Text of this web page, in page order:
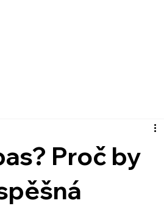
Proč by